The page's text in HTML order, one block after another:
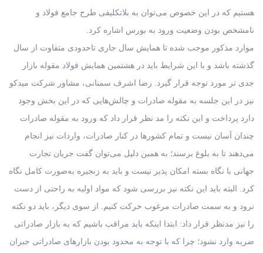
هستیم که در این خصوص می‌توان به بلاتکلیفی طرح جامع فولاد و
نامشخص بودن وضعیت ورود به بورس اشاره کرد.
موارد مذکور موجب شده تا همایش سال جاری تاحدودی متفاوت از سال
گذشته باشد و با این شرایط باید در هشتمین همایش فولاد مقوله بازار
جدی تر مورد توجه قرار گیرد. رضا اشرف سمنانی، مشاور شرکت میدکو
نیز در این جلسه به مقوله صادرات و چالش‌هایی که در این بخش وجود
دارد پرداخت و این نکته را مد نظر قرار داد که ورود به مقوله صادرات
چندان آسان نیست و تمام کشورها در کنار صادرات، واردات نیز انجام
می‌دهند تا به بلوغ برسند؛ به همین دلیل می‌توان گفت جریان تجارت
جهانی با نگاه بسته امکان پذیر نیست و باید به زنجیره به‌صورت کامل نگاه
کرد. البته باید این نکته نیز بررسی شود که مواد اولیه به راحتی از دست
نرود و به سمت صادرات مرغوب حرکت کنیم. از سوی دیگر، باید دو نکته
را نیز مدنظر قرار داد: ابتدا اینکه باید مراقب باشیم که به بازار صادراتی
ضربه وارد نشود؛ چرا که با توجه به محدود بودن بازارهای صادراتی جبران